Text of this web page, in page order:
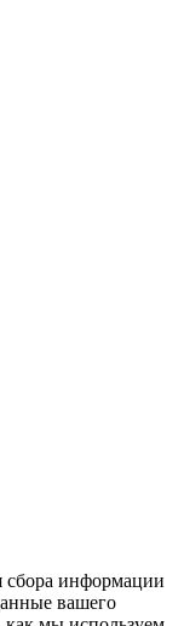
сбора информации
вашего